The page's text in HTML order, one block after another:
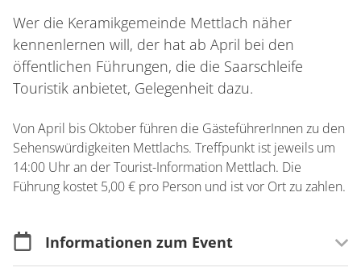
Wer die Keramikgemeinde Mettlach näher
kennenlernen will, der hat ab April bei den
öffentlichen Führungen, die die Saarschleife
Touristik anbietet, Gelegenheit dazu.
Von April bis Oktober führen die GästeführerInnen zu den
Sehenswürdigkeiten Mettlachs. Treffpunkt ist jeweils um
14:00 Uhr an der Tourist-Information Mettlach. Die
Führung kostet 5,00 € pro Person und ist vor Ort zu zahlen.
Informationen zum Event